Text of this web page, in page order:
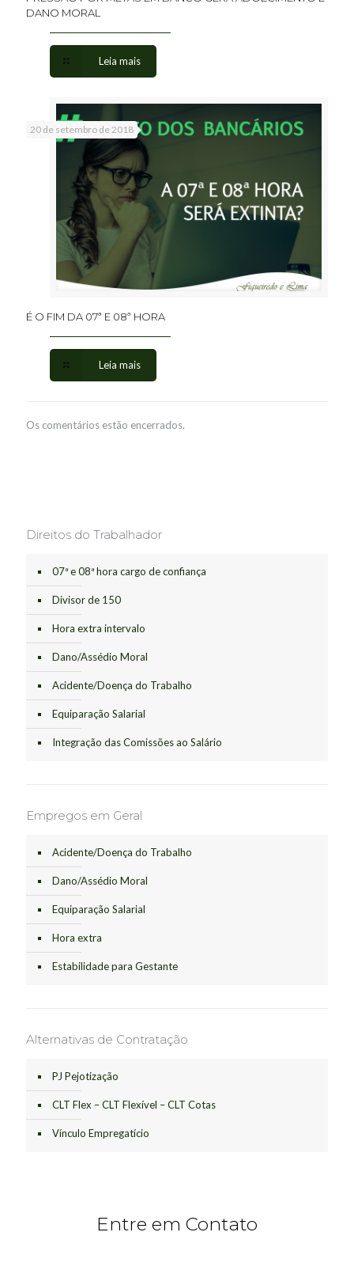
DANO MORAL
Leia mais
20 de setembro de 2018
É O FIM DA 07ª E 08ª HORA
Leia mais
Os comentários estão encerrados.
Direitos do Trabalhador
07ª e 08ª hora cargo de confiança
Divisor de 150
Hora extra intervalo
Dano/Assédio Moral
Acidente/Doença do Trabalho
Equiparação Salarial
Integração das Comissões ao Salário
Empregos em Geral
Acidente/Doença do Trabalho
Dano/Assédio Moral
Equiparação Salarial
Hora extra
Estabilidade para Gestante
Alternativas de Contratação
PJ Pejotização
CLT Flex – CLT Flexível – CLT Cotas
Vínculo Empregatício
Entre em Contato